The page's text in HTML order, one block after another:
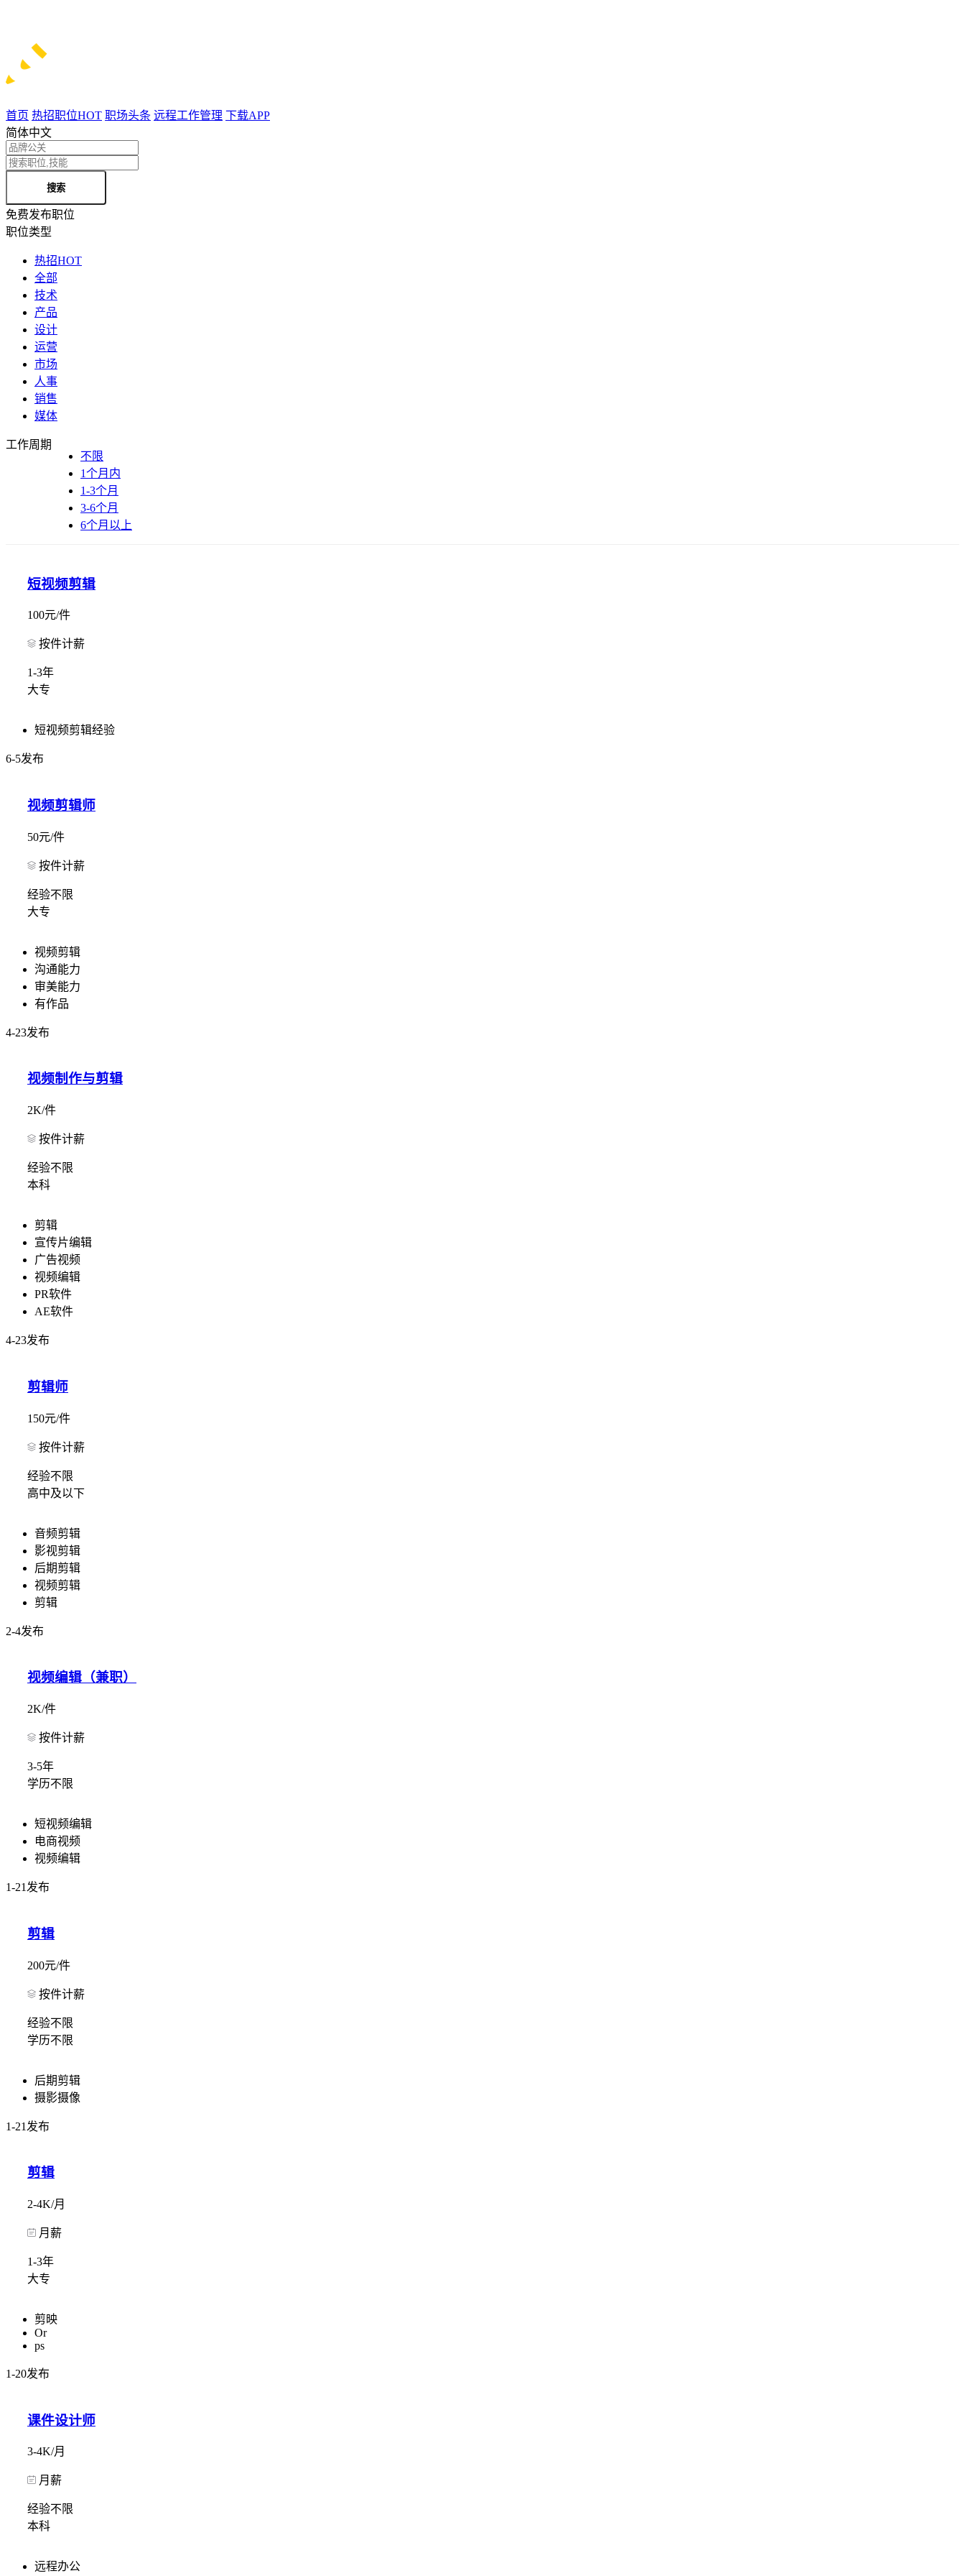
首页 热招职位HOT 职场头条 远程工作管理 下载APP
简体中文
搜索
免费发布职位
职位类型
热招HOT
全部
技术
产品
设计
运营
市场
人事
销售
媒体
工作周期
不限
1个月内
1-3个月
3-6个月
6个月以上
短视频剪辑
100元/件
按件计薪
1-3年
大专
短视频剪辑经验
6-5发布
视频剪辑师
50元/件
按件计薪
经验不限
大专
视频剪辑
沟通能力
审美能力
有作品
4-23发布
视频制作与剪辑
2K/件
按件计薪
经验不限
本科
剪辑
宣传片编辑
广告视频
视频编辑
PR软件
AE软件
4-23发布
剪辑师
150元/件
按件计薪
经验不限
高中及以下
音频剪辑
影视剪辑
后期剪辑
视频剪辑
剪辑
2-4发布
视频编辑（兼职）
2K/件
按件计薪
3-5年
学历不限
短视频编辑
电商视频
视频编辑
1-21发布
剪辑
200元/件
按件计薪
经验不限
学历不限
后期剪辑
摄影摄像
1-21发布
剪辑
2-4K/月
月薪
1-3年
大专
剪映
Or
ps
1-20发布
课件设计师
3-4K/月
月薪
经验不限
本科
远程办公